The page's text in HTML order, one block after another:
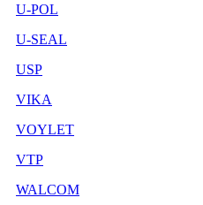
U-POL
U-SEAL
USP
VIKA
VOYLET
VTP
WALCOM